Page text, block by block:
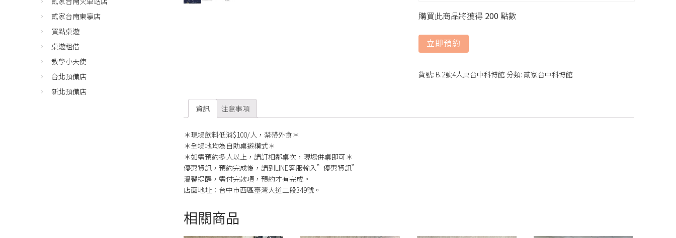
購買此商品將獲得 200 點數
立即預約
貨號: B.2號4人桌台中科博館分類: 貳家台中科博館
資訊 注意事項
＊現場飲料低消$100/人，禁帶外食＊
＊全場地均為自助桌遊模式＊
＊如需預約多人以上，請訂相鄰桌次，現場併桌即可＊
優惠資訊，預約完成後，請到LINE客服輸入”優惠資訊”
溫馨提醒，需付完款項，預約才有完成。
店面地址：台中市西區臺灣大道二段349號。
相關商品
貳家台南東寧店
買點桌遊
桌遊租借
教學小天使
台北預備店
新北預備店